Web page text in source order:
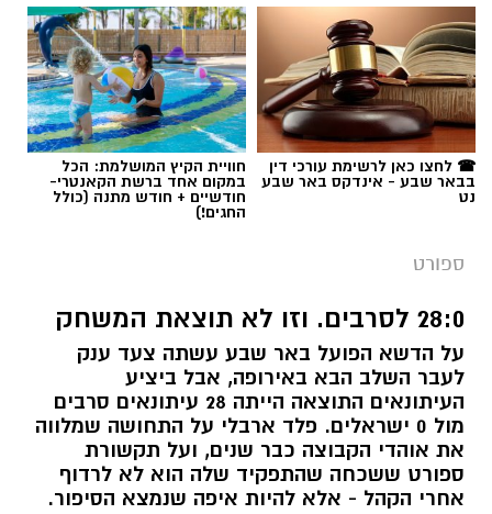
☎ לחצו כאן לרשימת עורכי דין
בבאר שבע - אינדקס באר שבע
נט
חוויית הקיץ המושלמת: הכל
במקום אחד ברשת הקאנטרי-
חודשיים + חודש מתנה (כולל
החגים!)
ספורט
28:0 לסרבים. וזו לא תוצאת המשחק
על הדשא הפועל באר שבע עשתה צעד ענק
לעבר השלב הבא באירופה, אבל ביציע
העיתונאים התוצאה הייתה 28 עיתונאים סרבים
מול 0 ישראלים. פלד ארבלי על התחושה שמלווה
את אוהדי הקבוצה כבר שנים, ועל תקשורת
ספורט ששכחה שהתפקיד שלה הוא לא לרדוף
אחרי הקהל - אלא להיות איפה שנמצא הסיפור.